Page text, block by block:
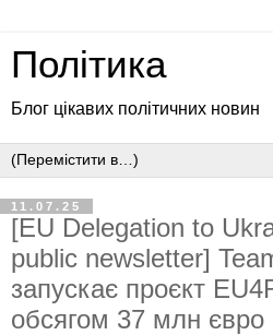
Політика
Блог цікавих політичних новин
11.07.25
[EU Delegation to
public newsletter]
запускає проєкт
обсягом 37 млн євро